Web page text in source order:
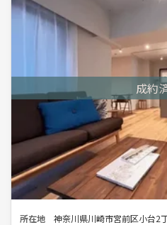
所在地
神奈川県川崎市宮前区小台2